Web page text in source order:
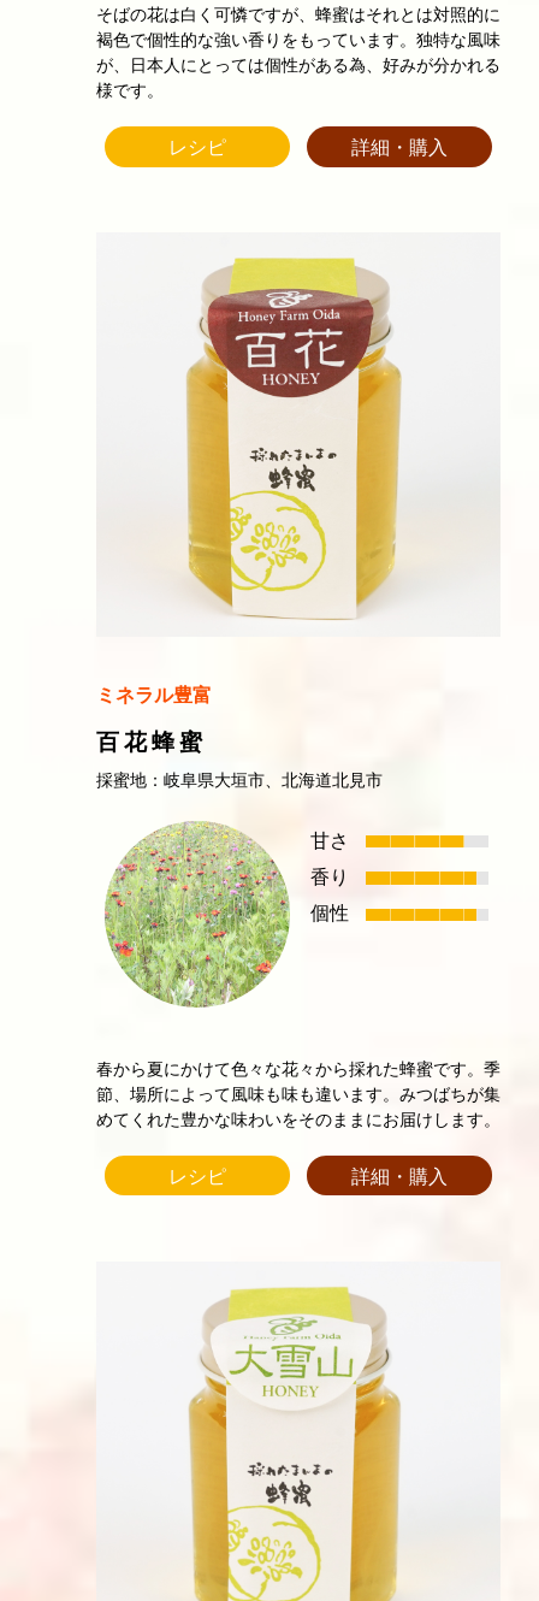
そばの花は白く可憐ですが、蜂蜜はそれとは対照的に
褐色で個性的な強い香りをもっています。独特な風味
が、日本人にとっては個性がある為、好みが分かれる
様です。
レシピ 詳細・購入
ミネラル豊富
百花蜂蜜
採蜜地：岐阜県大垣市、北海道北見市
甘さ
香り
個性
春から夏にかけて色々な花々から採れた蜂蜜です。季
節、場所によって風味も味も違います。みつばちが集
めてくれた豊かな味わいをそのままにお届けします。
レシピ 詳細・購入